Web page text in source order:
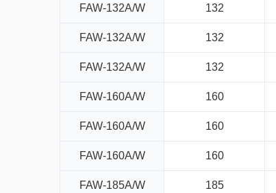
FAW-132A/W 132
FAW-132A/W 132
FAW-132A/W 132
FAW-160A/W 160
FAW-160A/W 160
FAW-160A/W 160
FAW-185A/W 185